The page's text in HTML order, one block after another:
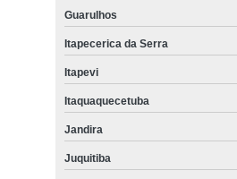
Guarulhos
Itapecerica da Serra
Itapevi
Itaquaquecetuba
Jandira
Juquitiba